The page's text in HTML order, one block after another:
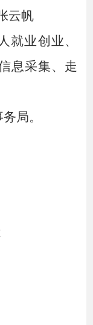
云帆
就业创业、
息采集、走
局。